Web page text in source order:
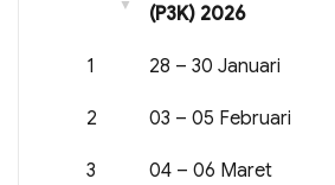
(P3K) 2026
1 28 – 30 Januari
2 03 – 05 Februari
3 04 – 06 Maret